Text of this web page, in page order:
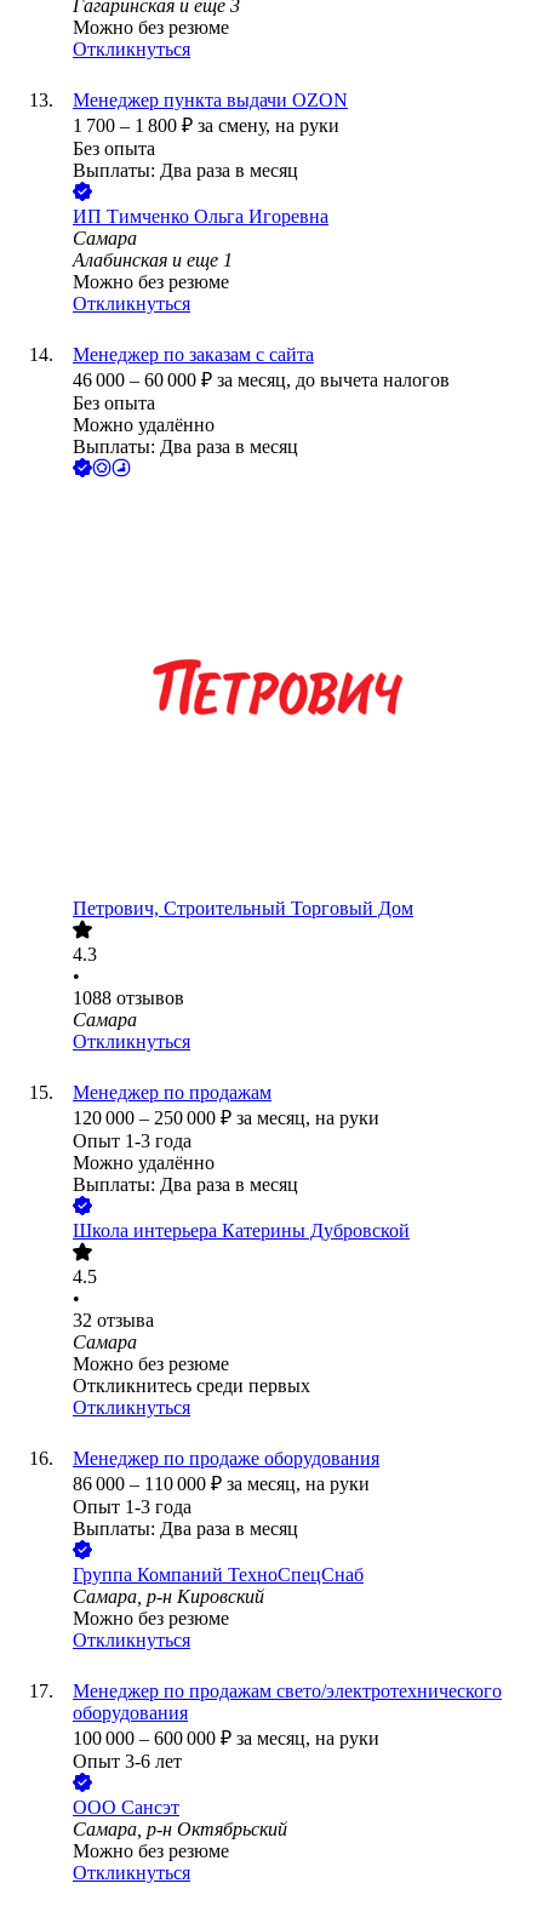
Гагаринская и еще 3
Можно без резюме
Откликнуться
Менеджер пункта выдачи OZON
1 700 – 1 800 ₽ за смену, на руки
Без опыта
Выплаты: Два раза в месяц
ИП Тимченко Ольга Игоревна
Самара
Алабинская и еще 1
Можно без резюме
Откликнуться
Менеджер по заказам с сайта
46 000 – 60 000 ₽ за месяц, до вычета налогов
Без опыта
Можно удалённо
Выплаты: Два раза в месяц
Петрович, Строительный Торговый Дом
4.3
•
1088 отзывов
Самара
Откликнуться
Менеджер по продажам
120 000 – 250 000 ₽ за месяц, на руки
Опыт 1-3 года
Можно удалённо
Выплаты: Два раза в месяц
Школа интерьера Катерины Дубровской
4.5
•
32 отзыва
Самара
Можно без резюме
Откликнитесь среди первых
Откликнуться
Менеджер по продаже оборудования
86 000 – 110 000 ₽ за месяц, на руки
Опыт 1-3 года
Выплаты: Два раза в месяц
Группа Компаний ТехноСпецСнаб
Самара, р-н Кировский
Можно без резюме
Откликнуться
Менеджер по продажам свето/электротехнического
оборудования
100 000 – 600 000 ₽ за месяц, на руки
Опыт 3-6 лет
ООО Сансэт
Самара, р-н Октябрьский
Можно без резюме
Откликнуться